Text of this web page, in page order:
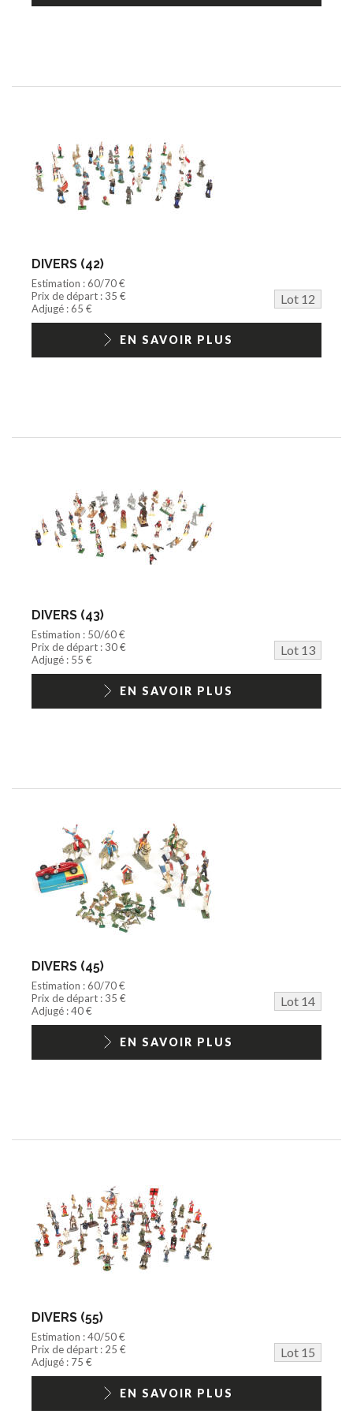
DIVERS (42)
Estimation : 60/70 €
Prix de départ : 35 €
Lot 12
Adjugé : 65 €
EN SAVOIR PLUS
DIVERS (43)
Estimation : 50/60 €
Prix de départ : 30 €
Lot 13
Adjugé : 55 €
EN SAVOIR PLUS
DIVERS (45)
Estimation : 60/70 €
Prix de départ : 35 €
Lot 14
Adjugé : 40 €
EN SAVOIR PLUS
DIVERS (55)
Estimation : 40/50 €
Prix de départ : 25 €
Lot 15
Adjugé : 75 €
EN SAVOIR PLUS